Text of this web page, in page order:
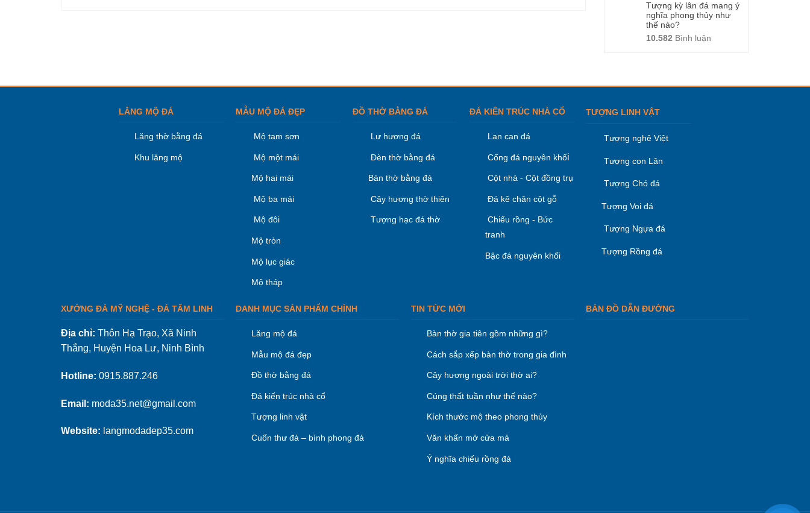
Tượng kỳ lân đá mang ý
nghĩa phong thủy như
thế nào?
10.582 Bình luận
LĂNG MỘ ĐÁ
Lăng thờ bằng đá
Khu lăng mộ
MẪU MỘ ĐÁ ĐẸP
Mộ tam sơn
Mộ một mái
Mộ hai mái
Mộ ba mái
Mộ đôi
Mộ tròn
Mộ lục giác
Mộ tháp
ĐỒ THỜ BẰNG ĐÁ
Lư hương đá
Đèn thờ bằng đá
Bàn thờ bằng đá
Cây hương thờ thiên
Tượng hạc đá thờ
ĐÁ KIÊN TRÚC NHÀ CỔ
Lan can đá
Cổng đá nguyên khối
Cột nhà - Cột đồng trụ
Đá kê chân cột gỗ
Chiếu rồng - Bức
tranh
Bậc đá nguyên khối
TƯỢNG LINH VẬT
Tượng nghê Việt
Tượng con Lân
Tượng Chó đá
Tượng Voi đá
Tượng Ngựa đá
Tượng Rồng đá
XƯỞNG ĐÁ MỸ NGHỆ - ĐÁ TÂM LINH
Địa chỉ: Thôn Hạ Trạo, Xã Ninh
Thắng, Huyện Hoa Lư, Ninh Bình
Hotline: 0915.887.246
Email: moda35.net@gmail.com
Website: langmodadep35.com
DANH MỤC SẢN PHẨM CHÍNH
Lăng mộ đá
Mẫu mộ đá đẹp
Đồ thờ bằng đá
Đá kiến trúc nhà cổ
Tượng linh vật
Cuốn thư đá – bình phong đá
TIN TỨC MỚI
Bàn thờ gia tiên gồm những gì?
Cách sắp xếp bàn thờ trong gia đình
Cây hương ngoài trời thờ ai?
Cúng thất tuần như thế nào?
Kích thước mộ theo phong thủy
Văn khấn mở cửa mả
Ý nghĩa chiếu rồng đá
BẢN ĐỒ DẪN ĐƯỜNG